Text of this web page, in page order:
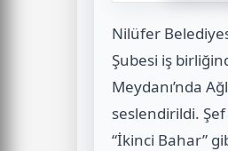
Nilüfer
Şubesi iş
Meydanı’nda
seslendirildi.
“İkinci Bahar”